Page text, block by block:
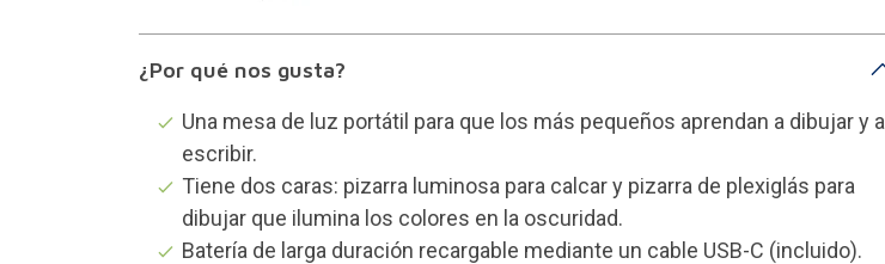
¿Por qué nos gusta?
Una mesa de luz portátil para que los más pequeños aprendan a dibujar y a
escribir.
Tiene dos caras: pizarra luminosa para calcar y pizarra de plexiglás para
dibujar que ilumina los colores en la oscuridad.
Batería de larga duración recargable mediante un cable USB-C (incluido).